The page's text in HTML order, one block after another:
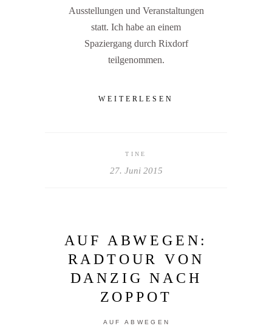
Ausstellungen und Veranstaltungen
statt. Ich habe an einem
Spaziergang durch Rixdorf
teilgenommen.
WEITERLESEN
TINE
27. Juni 2015
AUF ABWEGEN:
RADTOUR VON
DANZIG NACH
ZOPPOT
AUF ABWEGEN